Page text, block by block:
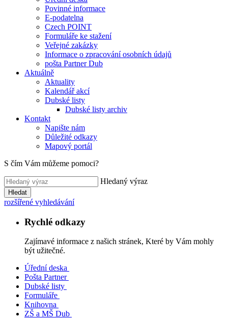
Povinné informace
E-podatelna
Czech POINT
Formuláře ke stažení
Veřejné zakázky
Informace o zpracování osobních údajů
pošta Partner Dub
Aktuálně
Aktuality
Kalendář akcí
Dubské listy
Dubské listy archiv
Kontakt
Napište nám
Důležité odkazy
Mapový portál
S čím Vám můžeme pomoci?
Hledaný výraz
Hledat
rozšířené vyhledávání
Rychlé odkazy
Zajímavé informace z našich stránek, Které by Vám mohly
být užitečné.
Úřední deska
Pošta Partner
Dubské listy
Formuláře
Knihovna
ZŠ a MŠ Dub